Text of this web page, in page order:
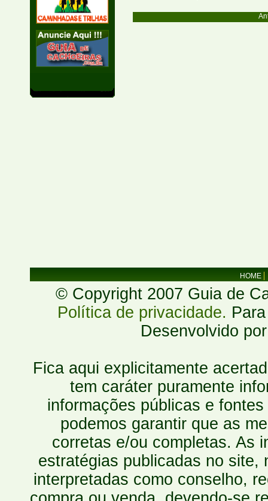
HOME
© Copyright 2007 Guia de
Política de privacidade.
Desenvolvido
Fica aqui explicitamente
tem caráter puramente
informações públicas e
podemos garantir que as
corretas e/ou completas. As
estratégias publicadas no site,
interpretadas como conselho,